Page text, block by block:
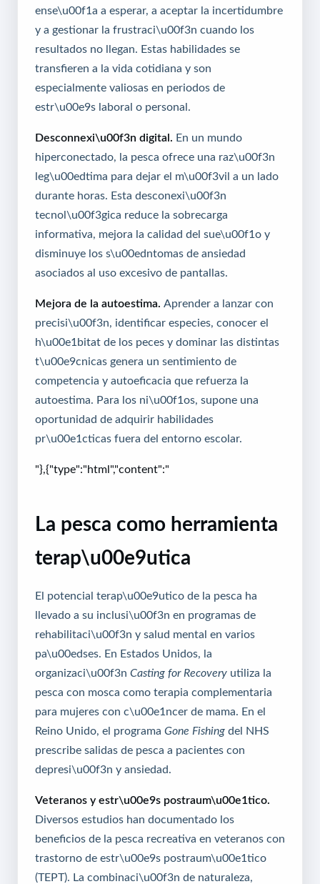
ense\u00f1a a esperar, a aceptar la incertidumbre
y a gestionar la frustraci\u00f3n cuando los
resultados no llegan. Estas habilidades se
transfieren a la vida cotidiana y son
especialmente valiosas en periodos de
estr\u00e9s laboral o personal.
Desconnexi\u00f3n digital. En un mundo
hiperconectado, la pesca ofrece una raz\u00f3n
leg\u00edtima para dejar el m\u00f3vil a un lado
durante horas. Esta desconexi\u00f3n
tecnol\u00f3gica reduce la sobrecarga
informativa, mejora la calidad del sue\u00f1o y
disminuye los s\u00edntomas de ansiedad
asociados al uso excesivo de pantallas.
Mejora de la autoestima. Aprender a lanzar con
precisi\u00f3n, identificar especies, conocer el
h\u00e1bitat de los peces y dominar las distintas
t\u00e9cnicas genera un sentimiento de
competencia y autoeficacia que refuerza la
autoestima. Para los ni\u00f1os, supone una
oportunidad de adquirir habilidades
pr\u00e1cticas fuera del entorno escolar.
"},{"type":"html","content":"
La pesca como herramienta
terap\u00e9utica
El potencial terap\u00e9utico de la pesca ha
llevado a su inclusi\u00f3n en programas de
rehabilitaci\u00f3n y salud mental en varios
pa\u00edses. En Estados Unidos, la
organizaci\u00f3n Casting for Recovery utiliza la
pesca con mosca como terapia complementaria
para mujeres con c\u00e1ncer de mama. En el
Reino Unido, el programa Gone Fishing del NHS
prescribe salidas de pesca a pacientes con
depresi\u00f3n y ansiedad.
Veteranos y estr\u00e9s postraum\u00e1tico.
Diversos estudios han documentado los
beneficios de la pesca recreativa en veteranos con
trastorno de estr\u00e9s postraum\u00e1tico
(TEPT). La combinaci\u00f3n de naturaleza,